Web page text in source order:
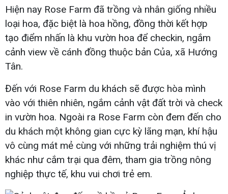
Hiện nay Rose Farm đã trồng và nhân giống nhiều
loại hoa, đặc biệt là hoa hồng, đồng thời kết hợp
tạo điểm nhấn là khu vườn hoa để checkin, ngắm
cảnh view về cánh đồng thuộc bản Của, xã Hướng
Tân.
Đến với Rose Farm du khách sẽ được hòa mình
vào với thiên nhiên, ngắm cảnh vật đất trời và check
in vườn hoa. Ngoài ra Rose Farm còn đem đến cho
du khách một không gian cực kỳ lãng mạn, khí hậu
vô cùng mát mẻ cùng với những trải nghiệm thú vị
khác như cắm trại qua đêm, tham gia trồng nông
nghiệp thực tế, khu vui chơi trẻ em.